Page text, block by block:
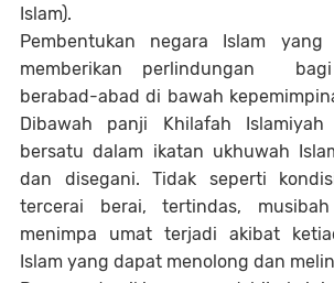
Islam).
Pembentukan negara Islam
memberikan perlindungan
berabad-abad di bawah
Dibawah panji Khilafah
bersatu dalam ikatan ukhuwah
dan disegani. Tidak seperti
tercerai berai, tertindas,
menimpa umat terjadi akibat
Islam yang dapat menolong dan